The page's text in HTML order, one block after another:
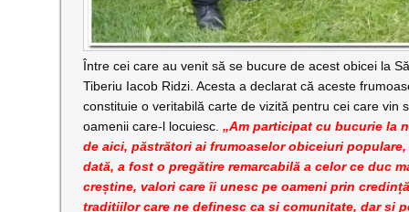
Între cei care au venit să se bucure de acest obicei la
Tiberiu Iacob Ridzi. Acesta a declarat că aceste
constituie o veritabilă carte de vizită pentru cei care
oamenii care-l locuiesc. „Am participat cu bucurie la
de aici, păstrători ai frumoaselor obiceiuri
dată, a fost o pregătire remarcabilă a celor ce duc
creștine, valori care îi unesc pe oameni prin
tradițiilor care ne definesc ca și comunitate, dar și